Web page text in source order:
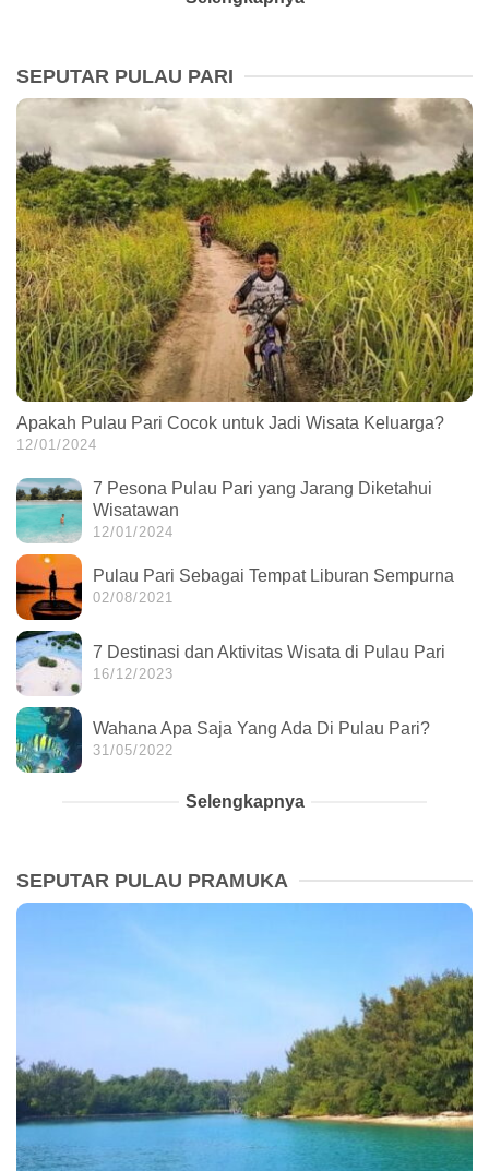
SEPUTAR PULAU PARI
Apakah Pulau Pari Cocok untuk Jadi Wisata Keluarga?
12/01/2024
7 Pesona Pulau Pari yang Jarang Diketahui
Wisatawan
12/01/2024
Pulau Pari Sebagai Tempat Liburan Sempurna
02/08/2021
7 Destinasi dan Aktivitas Wisata di Pulau Pari
16/12/2023
Wahana Apa Saja Yang Ada Di Pulau Pari?
31/05/2022
Selengkapnya
SEPUTAR PULAU PRAMUKA